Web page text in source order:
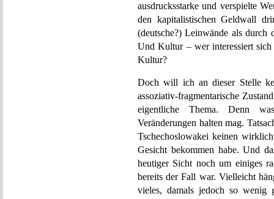
ausdrucksstarke und verspielte
den kapitalistischen Geldwall
(deutsche?) Leinwände als durch
Und Kultur – wer interessiert
Kultur?
Doch will ich an dieser Stelle
assoziativ-fragmentarische
eigentliche Thema. Denn
Veränderungen halten mag.
Tschechoslowakei keinen
Gesicht bekommen habe. Und
heutiger Sicht noch um einiges
bereits der Fall war. Vielleicht
vieles, damals jedoch so wenig